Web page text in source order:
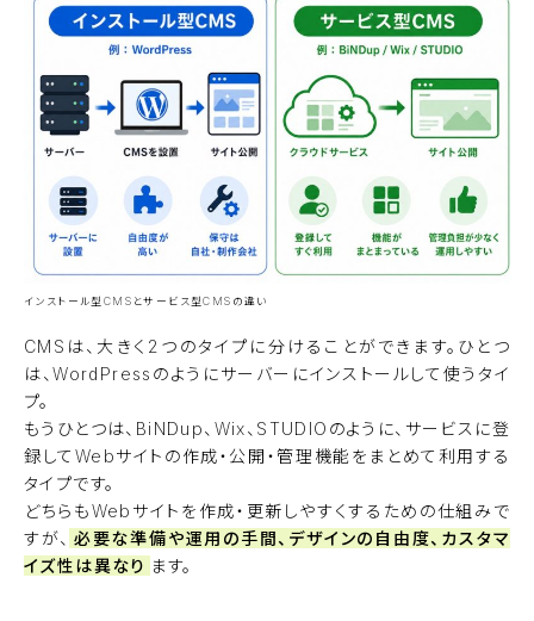
インストール型CMSとサービス型CMSの違い
CMSは、大きく2つのタイプに分けることができます。ひとつ
は、WordPressのようにサーバーにインストールして使うタイ
プ。
もうひとつは、BiNDup、Wix、STUDIOのように、サービスに登
録してWebサイトの作成・公開・管理機能をまとめて利用する
タイプです。
どちらもWebサイトを作成・更新しやすくするための仕組みで
すが、 必要な準備や運用の手間、デザインの自由度、カスタマ
イズ性は異なり ます。